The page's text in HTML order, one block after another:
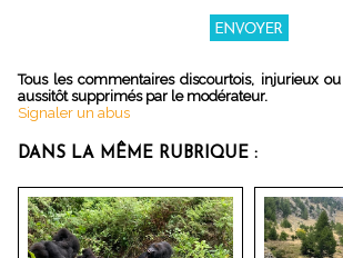
Tous les commentaires discourtois, injurieux
aussitôt supprimés par le modérateur.
Signaler un abus
DANS LA MÊME RUBRIQUE :